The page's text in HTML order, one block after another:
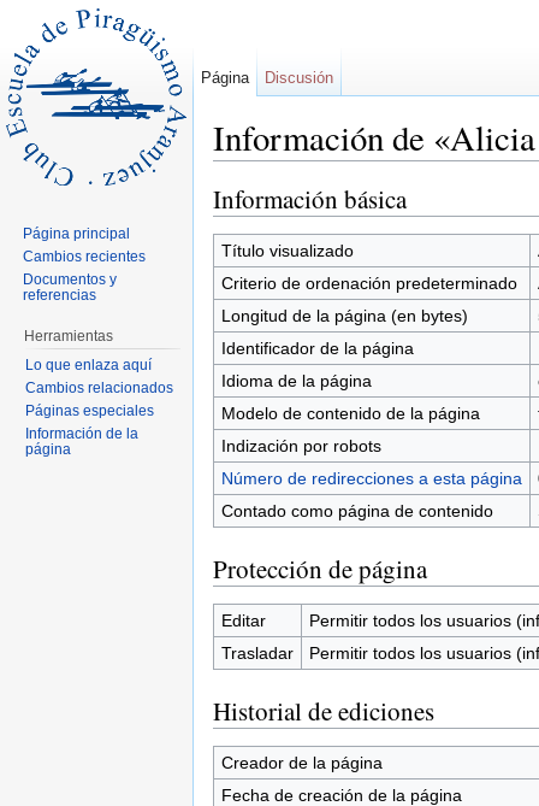
Información de
Información básica
Título visualizado
Criterio de ordenación predeterminado
Longitud de la página (en bytes)
Identificador de la página
Idioma de la página
Modelo de contenido de la página
Indización por robots
Número de redirecciones a esta página
Contado como página de contenido
Protección de página
Editar
Permitir todos los usuarios
Trasladar
Permitir todos los usuarios
Historial de ediciones
Creador de la página
Fecha de creación de la página
Página Discusión
Página principal
Cambios recientes
Documentos y
referencias
Herramientas
Lo que enlaza aquí
Cambios relacionados
Páginas especiales
Información de la
página